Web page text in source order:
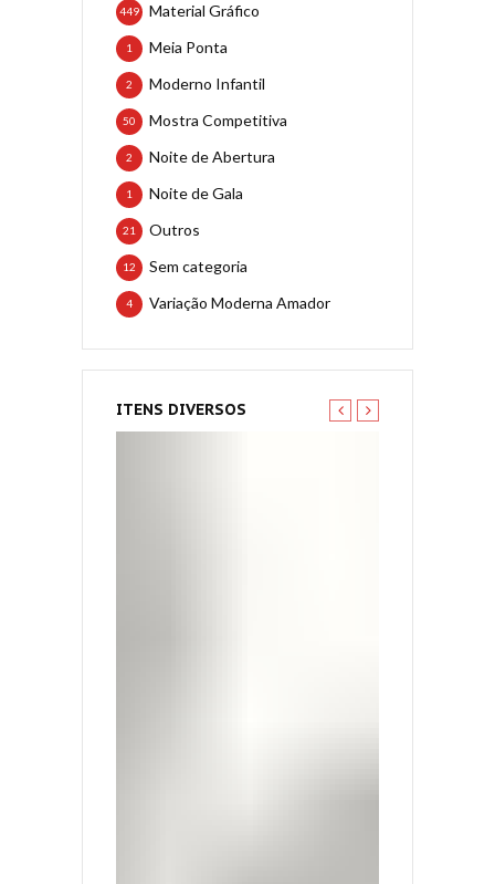
Material Gráfico
449
Meia Ponta
1
Moderno Infantil
2
Mostra Competitiva
50
Noite de Abertura
2
Noite de Gala
1
Outros
21
Sem categoria
12
Variação Moderna Amador
4
ITENS DIVERSOS